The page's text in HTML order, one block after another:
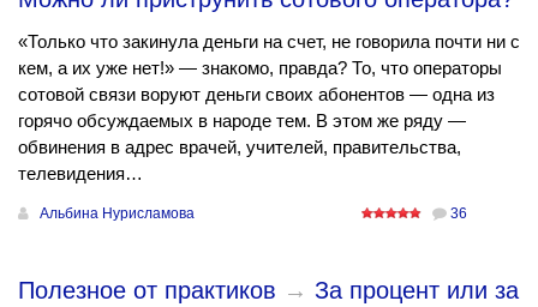
«Только что закинула деньги на счет, не говорила почти ни с
кем, а их уже нет!» — знакомо, правда? То, что операторы
сотовой связи воруют деньги своих абонентов — одна из
горячо обсуждаемых в народе тем. В этом же ряду —
обвинения в адрес врачей, учителей, правительства,
телевидения…
Альбина Нурисламова 36
Полезное от практиков → За процент или за